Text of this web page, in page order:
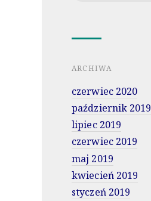
ARCHIWA
czerwiec 2020
październik 2019
lipiec 2019
czerwiec 2019
maj 2019
kwiecień 2019
styczeń 2019